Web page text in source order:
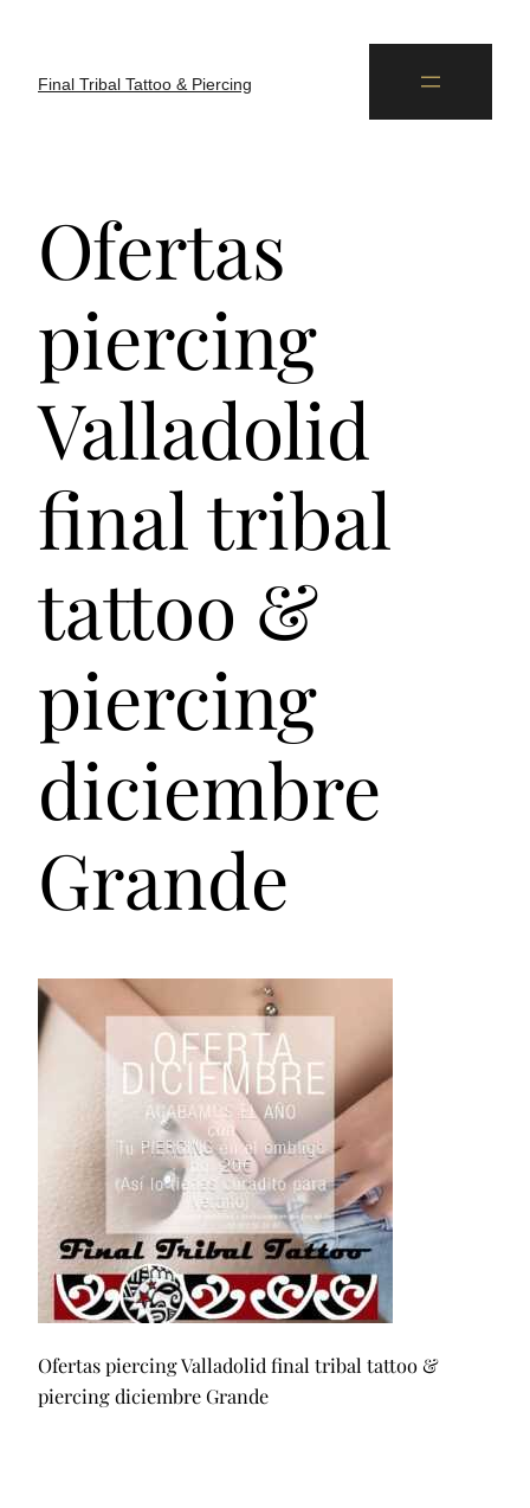
Final Tribal Tattoo & Piercing
Ofertas
piercing
Valladolid
final tribal
tattoo &
piercing
diciembre
Grande
Ofertas piercing Valladolid final tribal tattoo &
piercing diciembre Grande